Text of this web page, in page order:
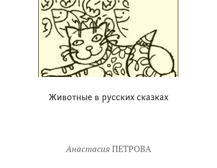
Животные в русских сказках
Анастасия ПЕТРОВА